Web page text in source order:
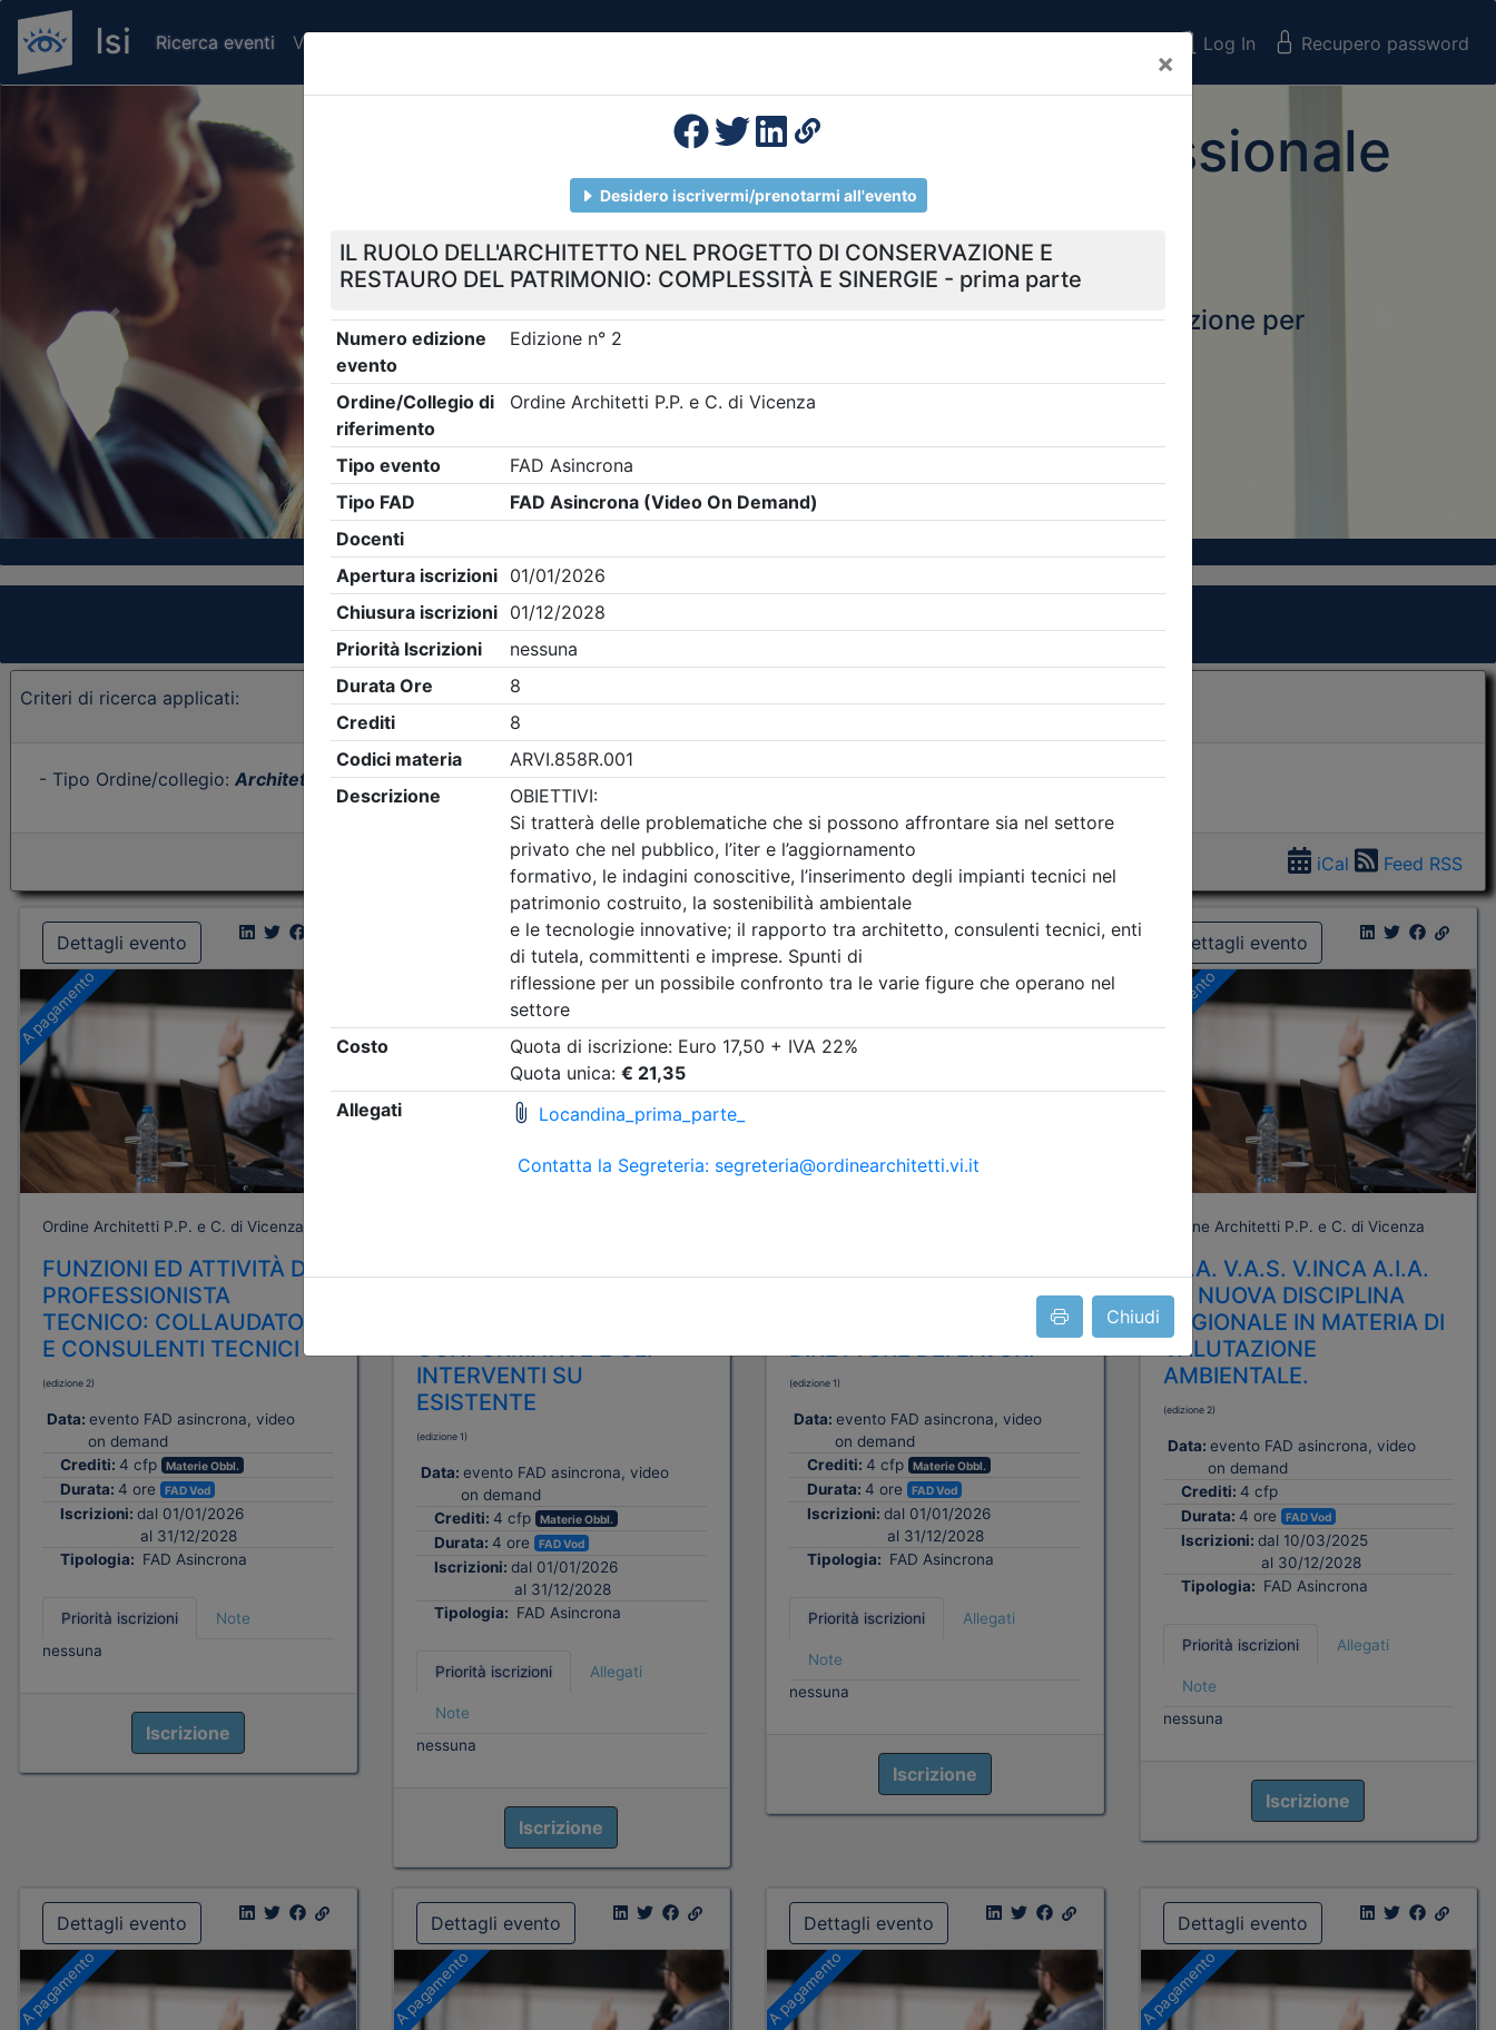
×
Chiudi
Ricerca eventi Verifica attestato di presenza Log In Recupero password
Formazione Professionale
Continua
Il portale della formazione per
Previous
Clicca qui - espandi la sezione dei filtri ricerca eventi
Criteri di ricerca applicati:
- Tipo Ordine/collegio: Architetti - Ordine:Vicenza- Eventi in programma dal9/8/2026
iCal Feed RSS
Dettagli evento
A pagamento
Ordine Architetti P.P. e C. di Vicenza
FUNZIONI ED ATTIVITÀ DEL
PROFESSIONISTA
TECNICO: COLLAUDATORI
E CONSULENTI TECNICI
(edizione 2)
Data: evento FAD asincrona, video
on demand
Crediti: 4 cfp Materie Obbl.
Durata: 4 ore FAD Vod
Iscrizioni: dal 01/01/2026
al 31/12/2028
Tipologia: FAD Asincrona
Priorità iscrizioni
Note
nessuna
Iscrizione
Dettagli evento
A pagamento
INTERVENTI SU
ESISTENTE
(edizione 1)
Data: evento FAD asincrona, video
on demand
Crediti: 4 cfp Materie Obbl.
Durata: 4 ore FAD Vod
Iscrizioni: dal 01/01/2026
al 31/12/2028
Tipologia: FAD Asincrona
Priorità iscrizioni Allegati
Note
nessuna
Iscrizione
Dettagli evento
A pagamento
TECNICO: PROGETTISTA E
(edizione 1)
Data: evento FAD asincrona, video
on demand
Crediti: 4 cfp Materie Obbl.
Durata: 4 ore FAD Vod
Iscrizioni: dal 01/01/2026
al 31/12/2028
Tipologia: FAD Asincrona
Priorità iscrizioni Allegati
Note
nessuna
Iscrizione
Dettagli evento
A pagamento
Ordine Architetti P.P. e C. di Vicenza
V.I.A. V.A.S. V.INCA A.I.A.
LA NUOVA DISCIPLINA
REGIONALE IN MATERIA DI
VALUTAZIONE
AMBIENTALE.
(edizione 2)
Data: evento FAD asincrona, video
on demand
Crediti: 4 cfp
Durata: 4 ore FAD Vod
Iscrizioni: dal 10/03/2025
al 30/12/2028
Tipologia: FAD Asincrona
Priorità iscrizioni Allegati
Note
nessuna
Iscrizione
Dettagli evento
A pagamento
Dettagli evento
A pagamento
Dettagli evento
A pagamento
Dettagli evento
A pagamento